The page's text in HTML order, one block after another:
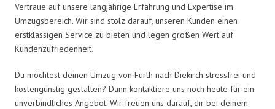
Vertraue auf unsere langjährige Erfahrung und Expertise im
Umzugsbereich. Wir sind stolz darauf, unseren Kunden einen
erstklassigen Service zu bieten und legen großen Wert auf
Kundenzufriedenheit.
Du möchtest deinen Umzug von Fürth nach Diekirch stressfrei und
kostengünstig gestalten? Dann kontaktiere uns noch heute für ein
unverbindliches Angebot. Wir freuen uns darauf, dir bei deinem